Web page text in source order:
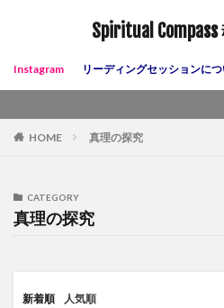
Spiritual
Instagram リーディングセッションにつ
HOME 真理の探究
CATEGORY
真理の探究
新着順 人気順